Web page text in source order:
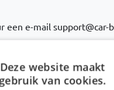
een e-mail support@car-
Deze website maakt
gebruik van cookies.